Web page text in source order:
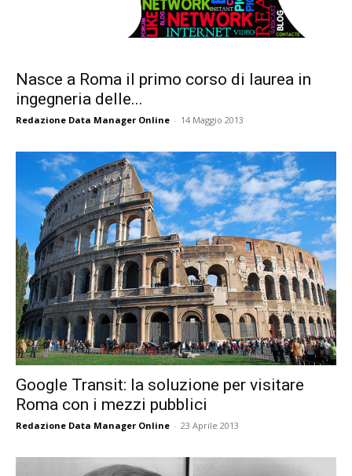
Nasce a Roma il primo corso di laurea in
ingegneria delle...
Redazione Data Manager Online - 14 Maggio 2013
Google Transit: la soluzione per visitare
Roma con i mezzi pubblici
Redazione Data Manager Online - 23 Aprile 2013